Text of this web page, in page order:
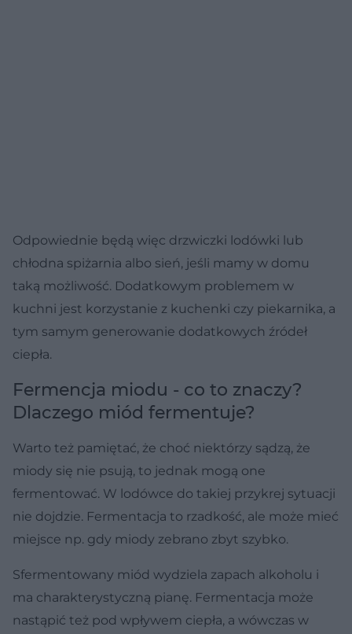
Odpowiednie będą więc drzwiczki lodówki lub
chłodna spiżarnia albo sień, jeśli mamy w domu
taką możliwość. Dodatkowym problemem w
kuchni jest korzystanie z kuchenki czy piekarnika, a
tym samym generowanie dodatkowych źródeł
ciepła.
Fermencja miodu - co to znaczy?
Dlaczego miód fermentuje?
Warto też pamiętać, że choć niektórzy sądzą, że
miody się nie psują, to jednak mogą one
fermentować. W lodówce do takiej przykrej sytuacji
nie dojdzie. Fermentacja to rzadkość, ale może mieć
miejsce np. gdy miody zebrano zbyt szybko.
Sfermentowany miód wydziela zapach alkoholu i
ma charakterystyczną pianę. Fermentacja może
nastąpić też pod wpływem ciepła, a wówczas w